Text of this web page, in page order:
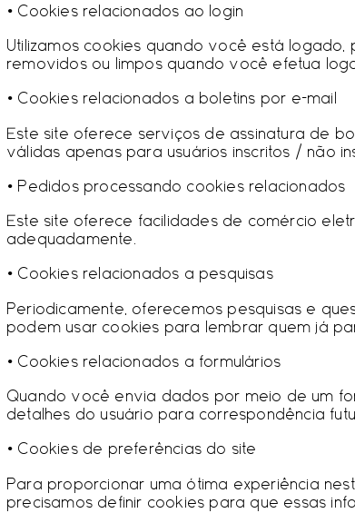
• Cookies relacionados ao login
Utilizamos cookies quando você está
removidos ou limpos quando você efetua
• Cookies relacionados a boletins por e-mail
Este site oferece serviços de assinatura de
válidas apenas para usuários inscritos / não
• Pedidos processando cookies relacionados
Este site oferece facilidades de comércio
adequadamente.
• Cookies relacionados a pesquisas
Periodicamente, oferecemos pesquisas e
podem usar cookies para lembrar quem já
• Cookies relacionados a formulários
Quando você envia dados por meio de um
detalhes do usuário para correspondência
• Cookies de preferências do site
Para proporcionar uma ótima experiência
precisamos definir cookies para que essas